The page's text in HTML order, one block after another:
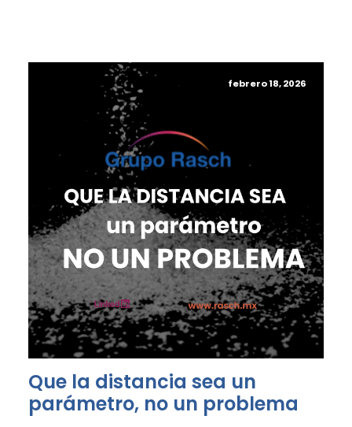
febrero 18, 2026
Que la distancia sea un
parámetro, no un problema